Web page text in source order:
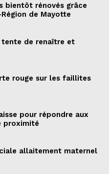
bientôt rénovés grâce
de Mayotte
de renaître et
rouge sur les faillites
pour répondre aux
proximité
allaitement maternel